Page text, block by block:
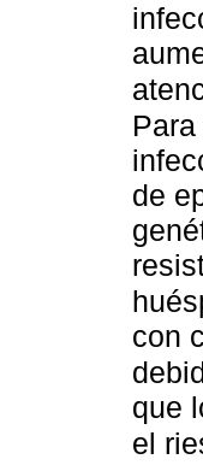
de
con
que
el